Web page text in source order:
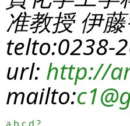
准教授 伊
telto:0238-
url: http://
mailto:c1